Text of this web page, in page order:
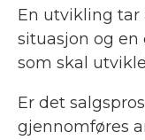
En utvikling
situasjon og en
som skal
Er det
gjennomføres